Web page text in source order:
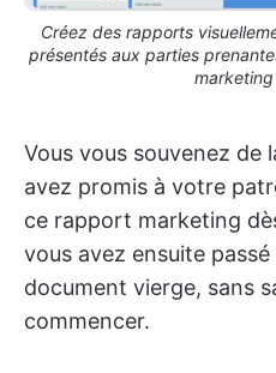
Créez des rapports
présentés aux parties
Vous vous souvenez de
avez promis à votre
ce rapport marketing
vous avez ensuite
document vierge, sans
commencer.